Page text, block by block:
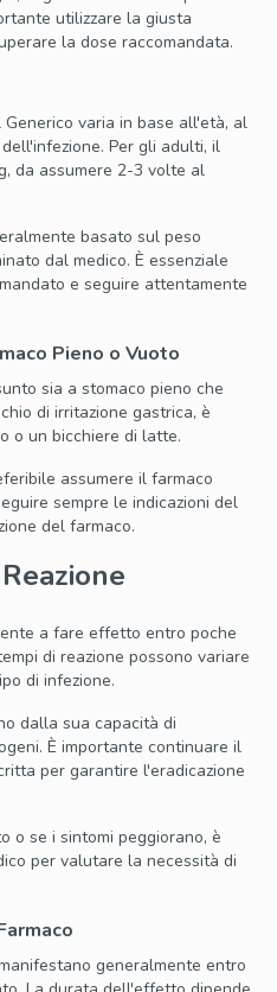
utilizzare la giusta
la dose raccomandata.
varia in base all'età, al
Per gli adulti, il
da assumere 2-3 volte al
basato sul peso
dal medico. È essenziale
e seguire attentamente
Pieno o Vuoto
sia a stomaco pieno che
di irritazione gastrica, è
o un bicchiere di latte.
assumere il farmaco
sempre le indicazioni del
del farmaco.
a fare effetto entro poche
di reazione possono variare
di infezione.
dalla sua capacità di
È importante continuare il
per garantire l'eradicazione
o se i sintomi peggiorano, è
per valutare la necessità di
generalmente entro